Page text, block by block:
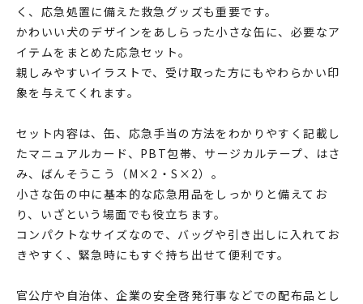
く、応急処置に備えた救急グッズも重要です。
かわいい犬のデザインをあしらった小さな缶に、必要なア
イテムをまとめた応急セット。
親しみやすいイラストで、受け取った方にもやわらかい印
象を与えてくれます。
セット内容は、缶、応急手当の方法をわかりやすく記載し
たマニュアルカード、PBT包帯、サージカルテープ、はさ
み、ばんそうこう（M×2・S×2）。
小さな缶の中に基本的な応急用品をしっかりと備えてお
り、いざという場面でも役立ちます。
コンパクトなサイズなので、バッグや引き出しに入れてお
きやすく、緊急時にもすぐ持ち出せて便利です。
官公庁や自治体、企業の安全啓発行事などでの配布品とし